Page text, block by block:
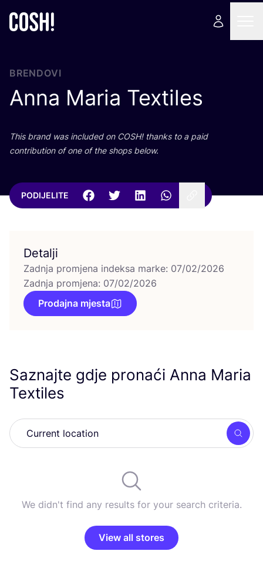
BRENDOVI
Anna Maria Textiles
This brand was inclu­ded on COSH! than­ks to a paid
con­tri­bu­ti­on of one of the shops below.
PODIJELITE
Detalji
Zadnja promjena indeksa marke: 07/02/2026
Zadnja promjena: 07/02/2026
Prodajna mjesta
Saznajte gdje pronaći Anna Maria
Textiles
We didn't find any results for your search criteria.
View all stores